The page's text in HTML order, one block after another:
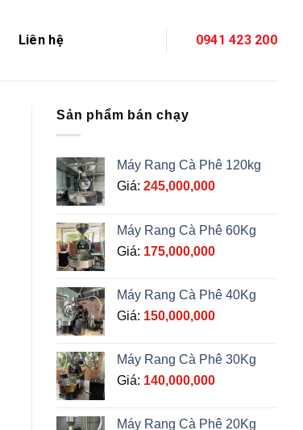
Liên hệ 0941 423 200
Sản phẩm bán chạy
Máy Rang Cà Phê 120kg
Giá: 245,000,000
Máy Rang Cà Phê 60Kg
Giá: 175,000,000
Máy Rang Cà Phê 40Kg
Giá: 150,000,000
Máy Rang Cà Phê 30Kg
Giá: 140,000,000
Máy Rang Cà Phê 20Kg